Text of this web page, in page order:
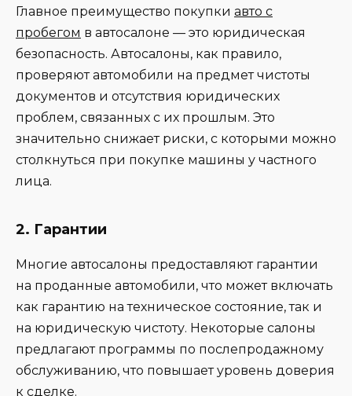
Главное преимущество покупки авто с
пробегом в автосалоне — это юридическая
безопасность. Автосалоны, как правило,
проверяют автомобили на предмет чистоты
документов и отсутствия юридических
проблем, связанных с их прошлым. Это
значительно снижает риски, с которыми можно
столкнуться при покупке машины у частного
лица.
2. Гарантии
Многие автосалоны предоставляют гарантии
на проданные автомобили, что может включать
как гарантию на техническое состояние, так и
на юридическую чистоту. Некоторые салоны
предлагают программы по послепродажному
обслуживанию, что повышает уровень доверия
к сделке.